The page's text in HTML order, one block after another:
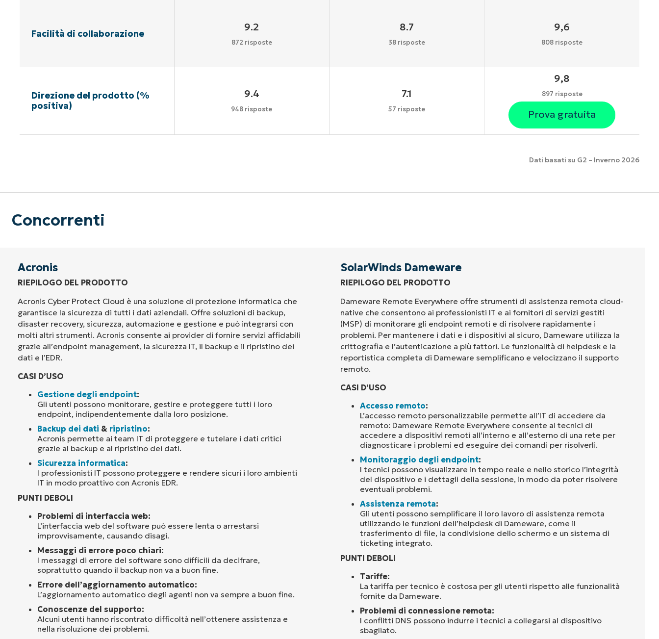
Facilità di collaborazione
9.2
872 risposte
8.7
38 risposte
9,6
808 risposte
Direzione del prodotto (%
positiva)
9.4
948 risposte
7.1
57 risposte
9,8
897 risposte
Prova gratuita
Dati basati su G2 – Inverno 2026
Concorrenti
Acronis
RIEPILOGO DEL PRODOTTO
Acronis Cyber Protect Cloud è una soluzione di protezione informatica che
garantisce la sicurezza di tutti i dati aziendali. Offre soluzioni di backup,
disaster recovery, sicurezza, automazione e gestione e può integrarsi con
molti altri strumenti. Acronis consente ai provider di fornire servizi affidabili
grazie all’endpoint management, la sicurezza IT, il backup e il ripristino dei
dati e l’EDR.
CASI D’USO
Gestione degli endpoint:
Gli utenti possono monitorare, gestire e proteggere tutti i loro
endpoint, indipendentemente dalla loro posizione.
Backup dei dati & ripristino:
Acronis permette ai team IT di proteggere e tutelare i dati critici
grazie al backup e al ripristino dei dati.
Sicurezza informatica:
I professionisti IT possono proteggere e rendere sicuri i loro ambienti
IT in modo proattivo con Acronis EDR.
PUNTI DEBOLI
Problemi di interfaccia web:
L’interfaccia web del software può essere lenta o arrestarsi
improvvisamente, causando disagi.
Messaggi di errore poco chiari:
I messaggi di errore del software sono difficili da decifrare,
soprattutto quando il backup non va a buon fine.
Errore dell’aggiornamento automatico:
L’aggiornamento automatico degli agenti non va sempre a buon fine.
Conoscenze del supporto:
Alcuni utenti hanno riscontrato difficoltà nell’ottenere assistenza e
nella risoluzione dei problemi.
SolarWinds Dameware
RIEPILOGO DEL PRODOTTO
Dameware Remote Everywhere offre strumenti di assistenza remota cloud-
native che consentono ai professionisti IT e ai fornitori di servizi gestiti
(MSP) di monitorare gli endpoint remoti e di risolvere rapidamente i
problemi. Per mantenere i dati e i dispositivi al sicuro, Dameware utilizza la
crittografia e l’autenticazione a più fattori. Le funzionalità di helpdesk e la
reportistica completa di Dameware semplificano e velocizzano il supporto
remoto.
CASI D’USO
Accesso remoto:
L’accesso remoto personalizzabile permette all’IT di accedere da
remoto: Dameware Remote Everywhere consente ai tecnici di
accedere a dispositivi remoti all’interno e all’esterno di una rete per
diagnosticare i problemi ed eseguire dei comandi per risolverli.
Monitoraggio degli endpoint:
I tecnici possono visualizzare in tempo reale e nello storico l’integrità
del dispositivo e i dettagli della sessione, in modo da poter risolvere
eventuali problemi.
Assistenza remota:
Gli utenti possono semplificare il loro lavoro di assistenza remota
utilizzando le funzioni dell’helpdesk di Dameware, come il
trasferimento di file, la condivisione dello schermo e un sistema di
ticketing integrato.
PUNTI DEBOLI
Tariffe:
La tariffa per tecnico è costosa per gli utenti rispetto alle funzionalità
fornite da Dameware.
Problemi di connessione remota:
I conflitti DNS possono indurre i tecnici a collegarsi al dispositivo
sbagliato.
Company